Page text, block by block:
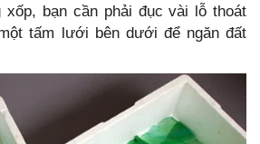
xốp, bạn cần phải đục vài lỗ thoát
tấm lưới bên dưới để ngăn đất